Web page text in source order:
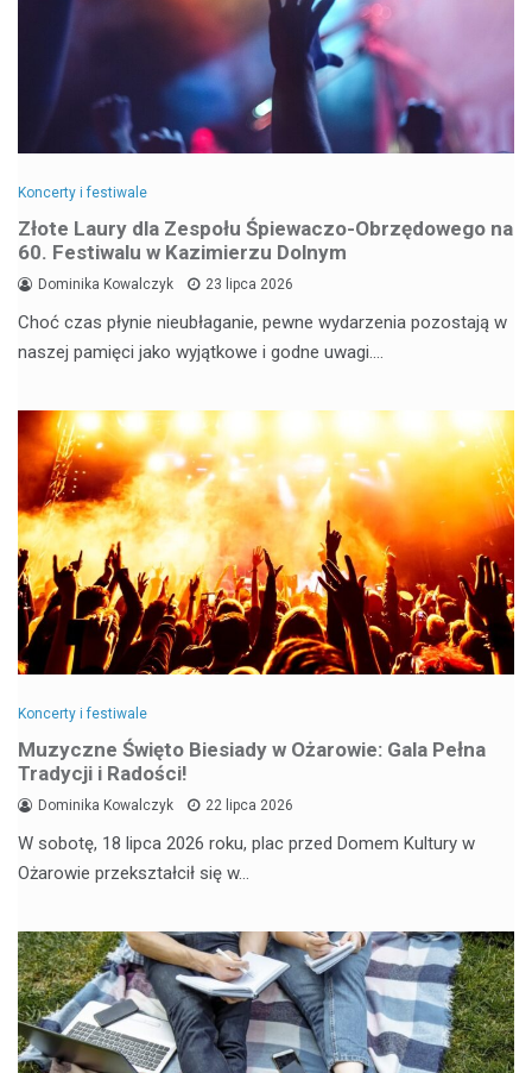
Koncerty i festiwale
Złote Laury dla Zespołu Śpiewaczo-Obrzędowego na
60. Festiwalu w Kazimierzu Dolnym
Dominika Kowalczyk 23 lipca 2026
Choć czas płynie nieubłaganie, pewne wydarzenia pozostają w
naszej pamięci jako wyjątkowe i godne uwagi.…
Koncerty i festiwale
Muzyczne Święto Biesiady w Ożarowie: Gala Pełna
Tradycji i Radości!
Dominika Kowalczyk 22 lipca 2026
W sobotę, 18 lipca 2026 roku, plac przed Domem Kultury w
Ożarowie przekształcił się w…